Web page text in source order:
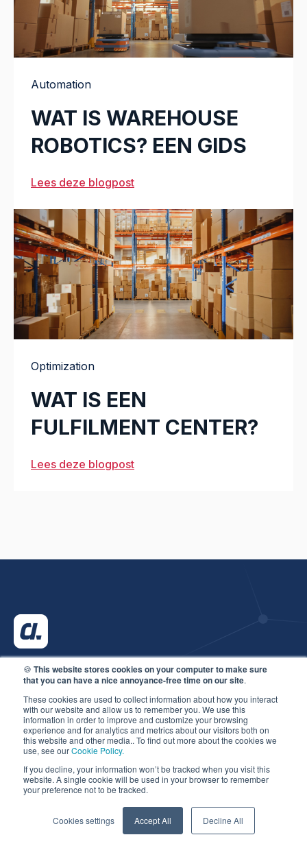
🍪 This website stores cookies on your computer to make sure
that you can have a nice annoyance-free time on our site.
These cookies are used to collect information about how you interact
with our website and allow us to remember you. We use this
information in order to improve and customize your browsing
experience and for analytics and metrics about our visitors both on
this website and other media.. To find out more about the cookies we
use, see ourCookie Policy.
If you decline, your information won’t be tracked when you visit this
website. A single cookie will be used in your browser to remember
your preference not to be tracked.
Cookies settings Accept All Decline All
Automation
WAT IS WAREHOUSE
ROBOTICS? EEN GIDS
Lees deze blogpost
Optimization
WAT IS EEN
FULFILMENT CENTER?
Lees deze blogpost
Headquarters:Consafe Logistics AB
Hedvig Möllers gata 12, 223 55 Lund, Sweden
CUSTOMER PORTAL
CONTACT US